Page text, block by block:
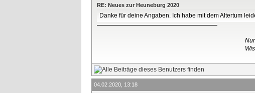
RE: Neues zur Heuneburg 2020
Danke für deine Angaben. Ich habe mit dem Altertum
04.02.2020, 13:18